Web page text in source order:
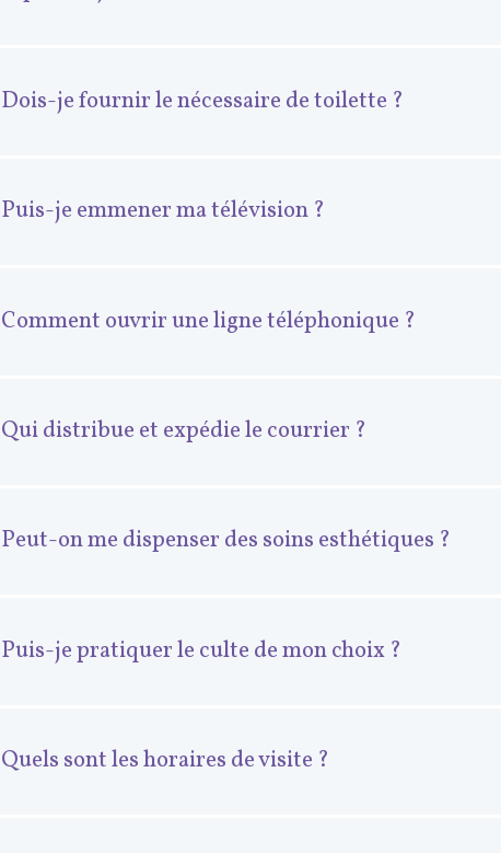
Dois-je fournir le nécessaire de toilette ?
Puis-je emmener ma télévision ?
Comment ouvrir une ligne téléphonique ?
Qui distribue et expédie le courrier ?
Peut-on me dispenser des soins esthétiques ?
Puis-je pratiquer le culte de mon choix ?
Quels sont les horaires de visite ?